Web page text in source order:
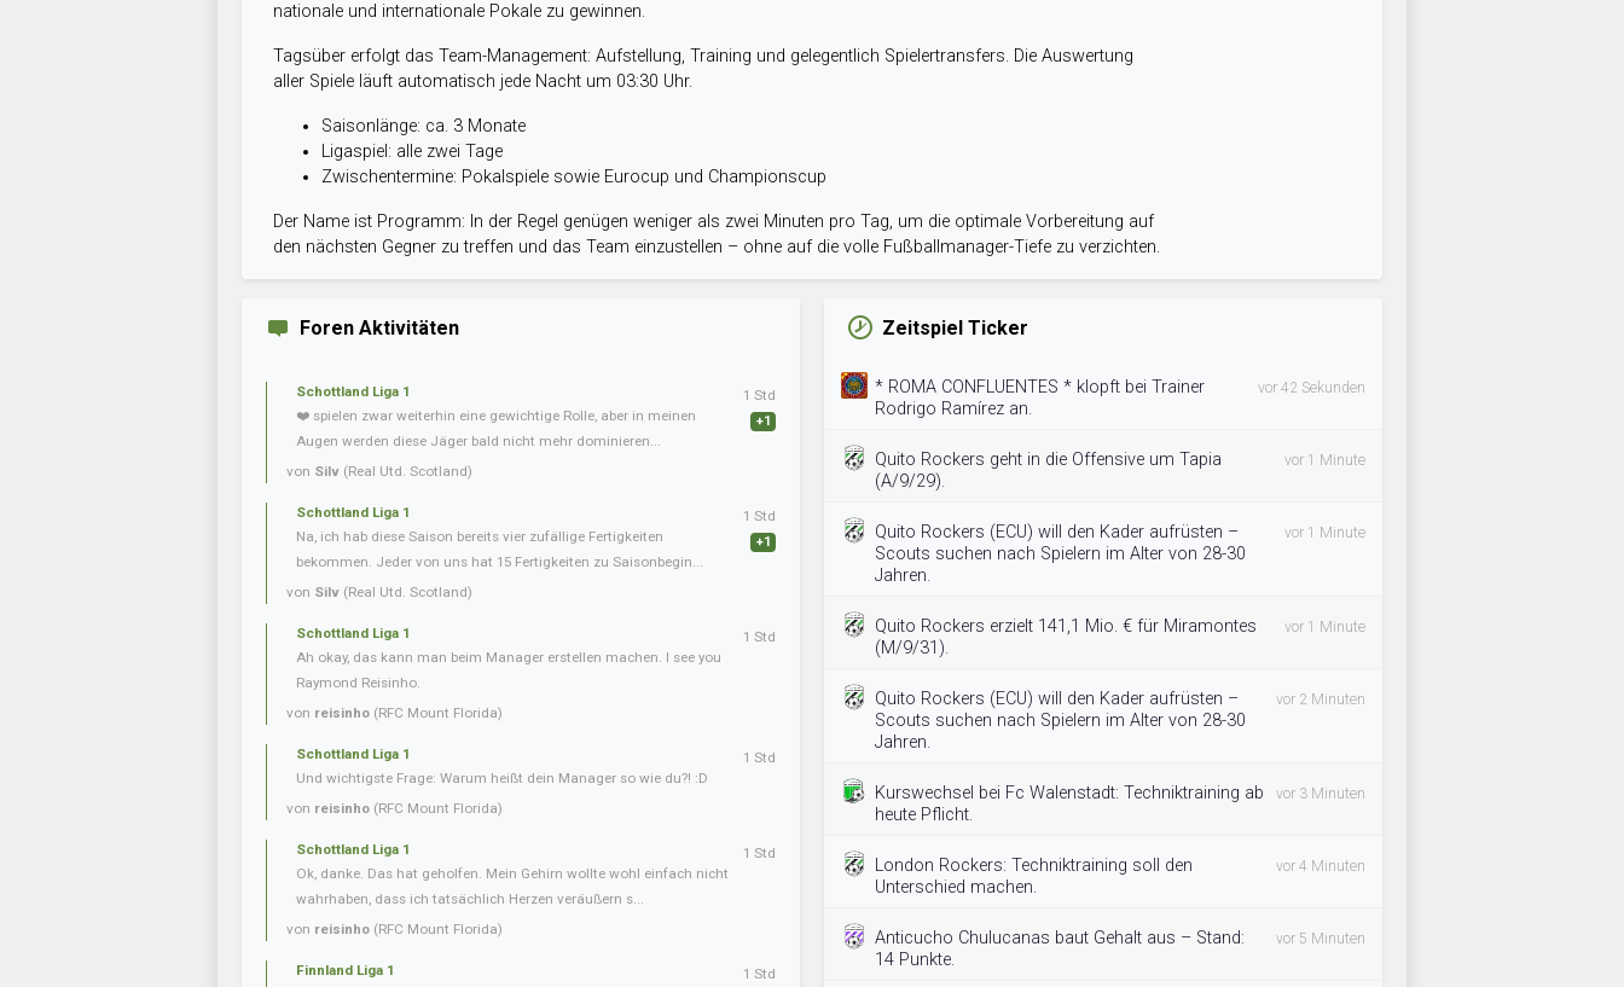
nationale und internationale Pokale zu gewinnen.
Tagsüber erfolgt das Team-Management: Aufstellung, Training und gelegentlich Spielertransfers. Die Auswertung
aller Spiele läuft automatisch jede Nacht um 03:30 Uhr.
Saisonlänge: ca. 3 Monate
Ligaspiel: alle zwei Tage
Zwischentermine: Pokalspiele sowie Eurocup und Championscup
Der Name ist Programm: In der Regel genügen weniger als zwei Minuten pro Tag, um die optimale Vorbereitung auf
den nächsten Gegner zu treffen und das Team einzustellen – ohne auf die volle Fußballmanager-Tiefe zu verzichten.
Foren Aktivitäten
Schottland Liga 1
❤️ spielen zwar weiterhin eine gewichtige Rolle, aber in meinen
Augen werden diese Jäger bald nicht mehr dominieren...
von Silv (Real Utd. Scotland)
1 Std
+1
Schottland Liga 1
Na, ich hab diese Saison bereits vier zufällige Fertigkeiten
bekommen. Jeder von uns hat 15 Fertigkeiten zu Saisonbegin...
von Silv (Real Utd. Scotland)
1 Std
+1
Schottland Liga 1
Ah okay, das kann man beim Manager erstellen machen. I see you
Raymond Reisinho.
von reisinho (RFC Mount Florida)
1 Std
Schottland Liga 1
Und wichtigste Frage: Warum heißt dein Manager so wie du?! :D
von reisinho (RFC Mount Florida)
1 Std
Schottland Liga 1
Ok, danke. Das hat geholfen. Mein Gehirn wollte wohl einfach nicht
wahrhaben, dass ich tatsächlich Herzen veräußern s...
von reisinho (RFC Mount Florida)
1 Std
Finnland Liga 1
1 Std
Zeitspiel Ticker
* ROMA CONFLUENTES * klopft bei Trainer
Rodrigo Ramírez an.
vor 42 Sekunden
Quito Rockers geht in die Offensive um Tapia
(A/9/29).
vor 1 Minute
Quito Rockers (ECU) will den Kader aufrüsten –
Scouts suchen nach Spielern im Alter von 28-30
Jahren.
vor 1 Minute
Quito Rockers erzielt 141,1 Mio. € für Miramontes
(M/9/31).
vor 1 Minute
Quito Rockers (ECU) will den Kader aufrüsten –
Scouts suchen nach Spielern im Alter von 28-30
Jahren.
vor 2 Minuten
Kurswechsel bei Fc Walenstadt: Techniktraining ab
heute Pflicht.
vor 3 Minuten
London Rockers: Techniktraining soll den
Unterschied machen.
vor 4 Minuten
Anticucho Chulucanas baut Gehalt aus – Stand:
14 Punkte.
vor 5 Minuten